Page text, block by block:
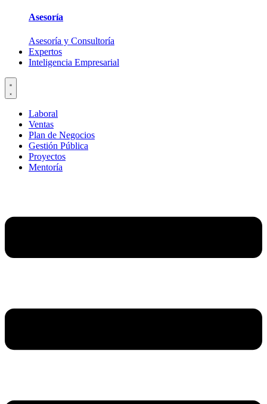
Asesoría
Asesoría y Consultoría
Expertos
Inteligencia Empresarial
Laboral
Ventas
Plan de Negocios
Gestión Pública
Proyectos
Mentoría